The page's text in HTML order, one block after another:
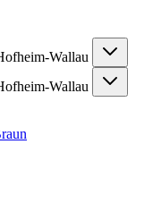
Wallau
Wallau